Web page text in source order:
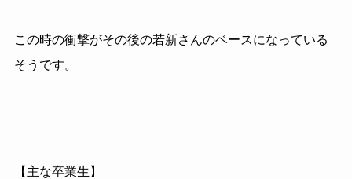
この時の衝撃がその後の若新さんのベースになっている
そうです。
【主な卒業生】